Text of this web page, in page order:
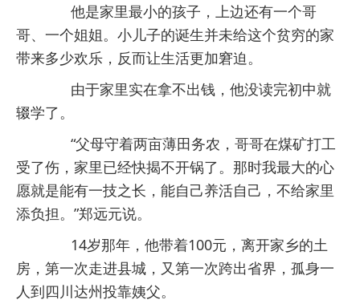
他是家里最小的孩子，上边还有一个哥
哥、一个姐姐。小儿子的诞生并未给这个贫穷的家
带来多少欢乐，反而让生活更加窘迫。
由于家里实在拿不出钱，他没读完初中就
辍学了。
“父母守着两亩薄田务农，哥哥在煤矿打工
受了伤，家里已经快揭不开锅了。那时我最大的心
愿就是能有一技之长，能自己养活自己，不给家里
添负担。”郑远元说。
14岁那年，他带着100元，离开家乡的土
房，第一次走进县城，又第一次跨出省界，孤身一
人到四川达州投靠姨父。